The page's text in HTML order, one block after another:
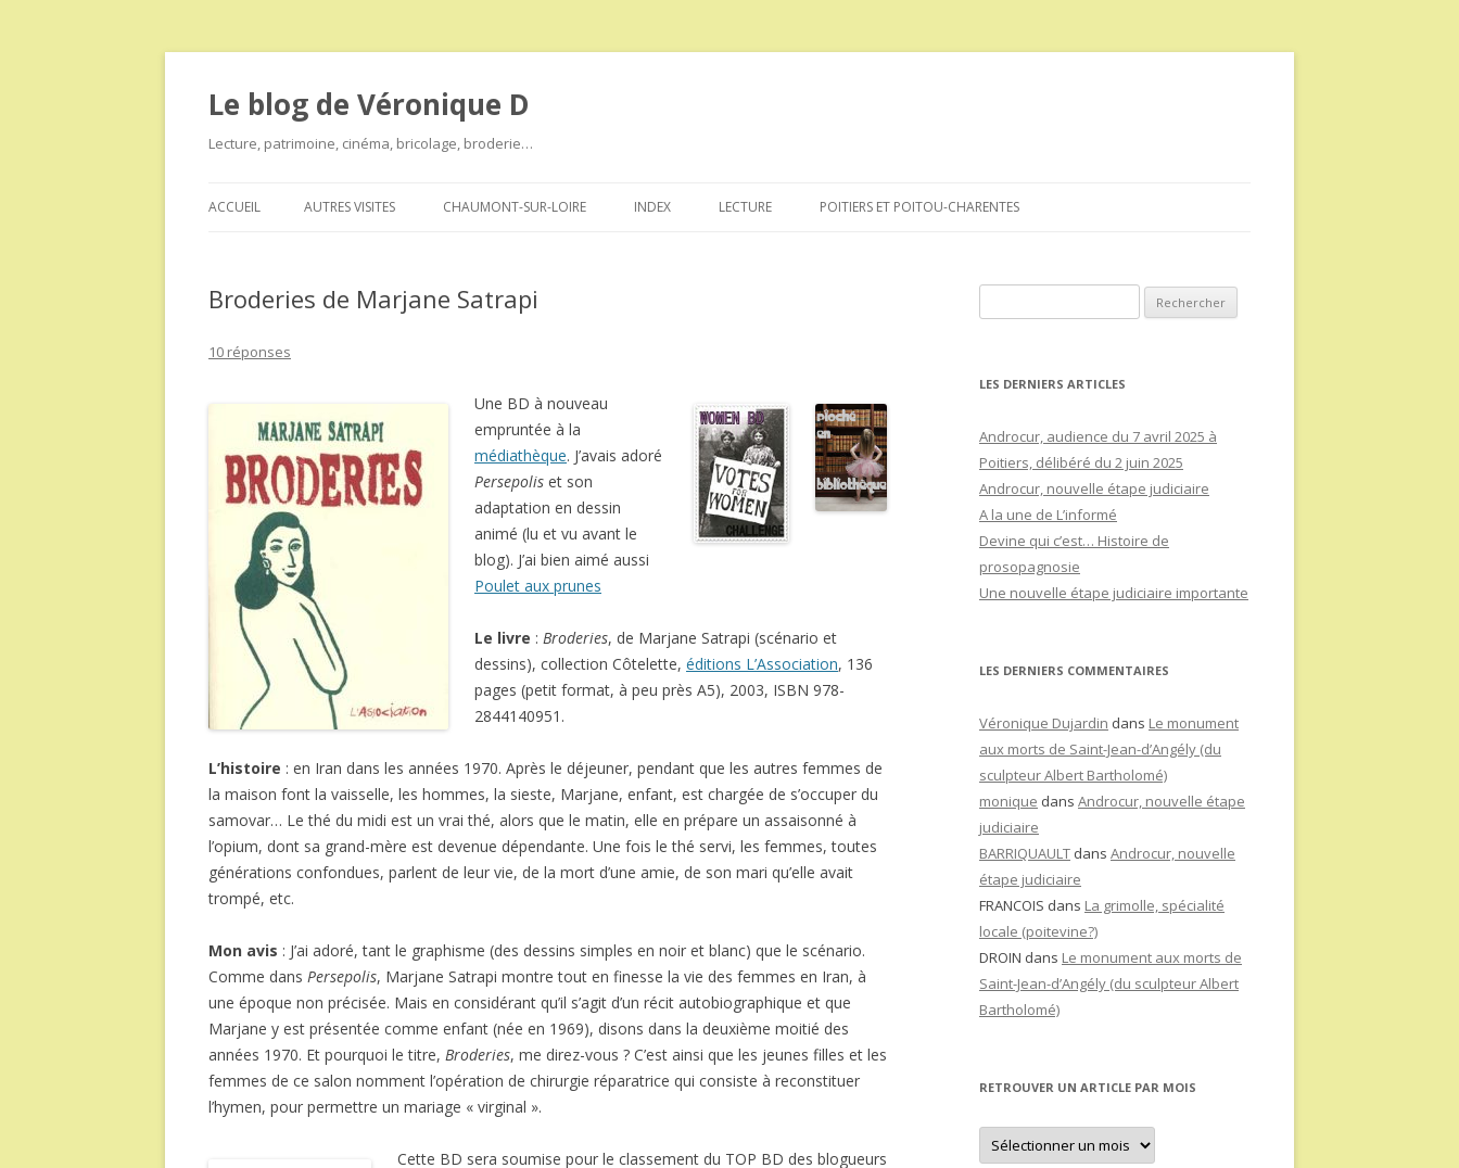
Le blog de Véronique D
Lecture, patrimoine, cinéma, bricolage, broderie…
au
ACCUEIL AUTRES VISITES CHAUMONT-SUR-LOIRE INDEX LECTURE POITIERS ET POITOU-CHARENTES
Broderies de Marjane Satrapi
10 réponses
Une BD à nouveau
empruntée à la
médiathèque. J’avais adoré
Persepolis et son
adaptation en dessin
animé (lu et vu avant le
blog). J’ai bien aimé aussi
Poulet aux prunes
Le livre : Broderies, de Marjane Satrapi (scénario et
dessins), collection Côtelette, éditions L’Association, 136
pages (petit format, à peu près A5), 2003, ISBN 978-
2844140951.
L’histoire : en Iran dans les années 1970. Après le déjeuner, pendant que les autres femmes de
la maison font la vaisselle, les hommes, la sieste, Marjane, enfant, est chargée de s’occuper du
samovar… Le thé du midi est un vrai thé, alors que le matin, elle en prépare un assaisonné à
l’opium, dont sa grand-mère est devenue dépendante. Une fois le thé servi, les femmes, toutes
générations confondues, parlent de leur vie, de la mort d’une amie, de son mari qu’elle avait
trompé, etc.
Mon avis : J’ai adoré, tant le graphisme (des dessins simples en noir et blanc) que le scénario.
Comme dans Persepolis, Marjane Satrapi montre tout en finesse la vie des femmes en Iran, à
une époque non précisée. Mais en considérant qu’il s’agit d’un récit autobiographique et que
Marjane y est présentée comme enfant (née en 1969), disons dans la deuxième moitié des
années 1970. Et pourquoi le titre, Broderies, me direz-vous ? C’est ainsi que les jeunes filles et les
femmes de ce salon nomment l’opération de chirurgie réparatrice qui consiste à reconstituer
l’hymen, pour permettre un mariage « virginal ».
Cette BD sera soumise pour le classement du TOP BD des blogueurs
LES DERNIERS ARTICLES
Androcur, audience du 7 avril 2025 à
Poitiers, délibéré du 2 juin 2025
Androcur, nouvelle étape judiciaire
A la une de L’informé
Devine qui c’est… Histoire de
prosopagnosie
Une nouvelle étape judiciaire importante
LES DERNIERS COMMENTAIRES
Véronique Dujardin dans Le monument
aux morts de Saint-Jean-d’Angély (du
sculpteur Albert Bartholomé)
monique dans Androcur, nouvelle étape
judiciaire
BARRIQUAULT dans Androcur, nouvelle
étape judiciaire
FRANCOIS dans La grimolle, spécialité
locale (poitevine?)
DROIN dans Le monument aux morts de
Saint-Jean-d’Angély (du sculpteur Albert
Bartholomé)
RETROUVER UN ARTICLE PAR MOIS
Retrouver
un
article